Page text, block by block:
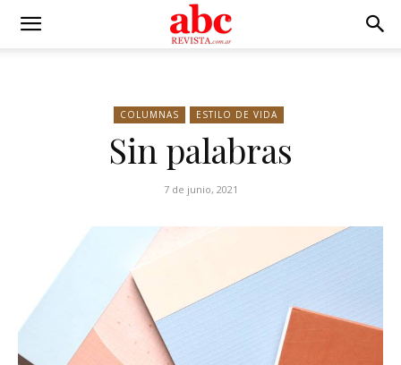
COLUMNAS ESTILO DE VIDA
Sin palabras
7 de junio, 2021